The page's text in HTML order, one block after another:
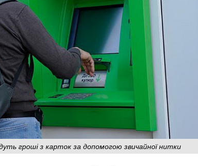
гроші з карток за допомогою звичайної нитки